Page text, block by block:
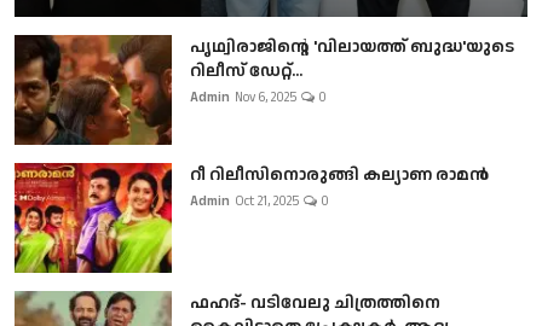
പൃഥ്വിരാജിന്റെ 'വിലായത്ത് ബുദ്ധ'യുടെ
റിലീസ് ഡേറ്റ്...
Admin Nov 6, 2025 0
റീ റിലീസിനൊരുങ്ങി കല്യാണ രാമൻ
Admin Oct 21, 2025 0
ഫഹദ്- വടിവേലു ചിത്രത്തിനെ